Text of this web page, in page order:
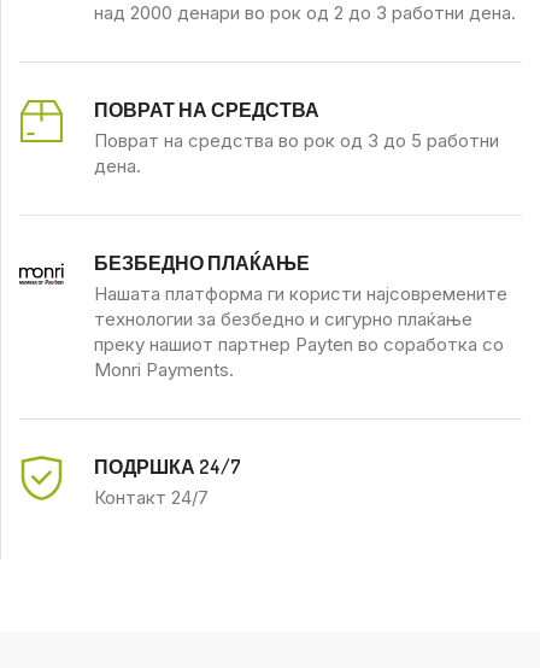
над 2000 денари во рок од 2 до 3 работни дена.
ПОВРАТ НА СРЕДСТВА
Поврат на средства во рок од 3 до 5 работни
дена.
БЕЗБЕДНО ПЛАЌАЊЕ
Нашата платформа ги користи најсовремените
технологии за безбедно и сигурно плаќање
преку нашиот партнер Payten во соработка со
Monri Payments.
ПОДРШКА 24/7
Контакт 24/7